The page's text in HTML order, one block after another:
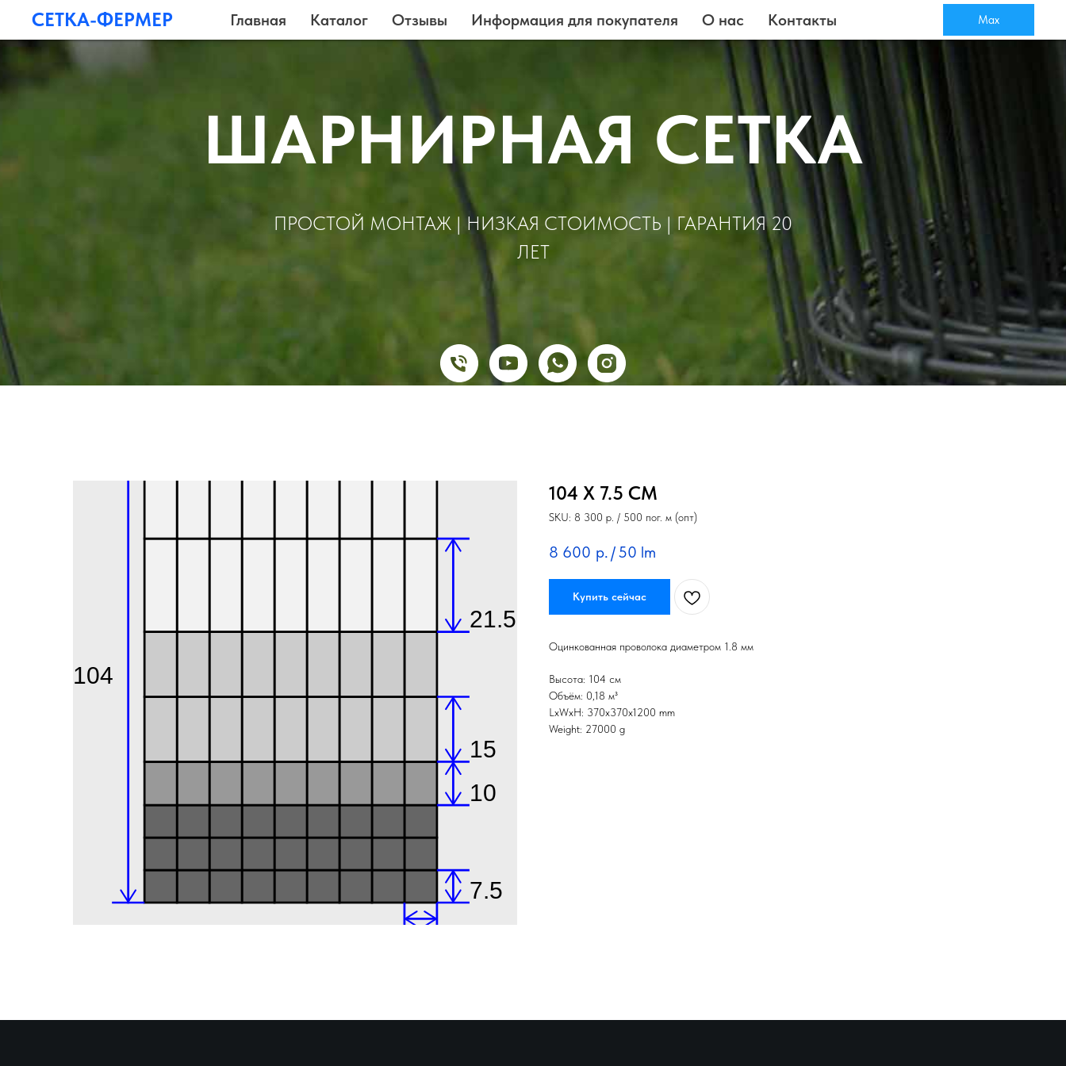
СЕТКА-ФЕРМЕР Главная Каталог Отзывы Информация для покупателя О нас Контакты Max
ШАРНИРНАЯ СЕТКА
ПРОСТОЙ МОНТАЖ | НИЗКАЯ СТОИМОСТЬ | ГАРАНТИЯ 20
ЛЕТ
104 X 7.5 СМ
SKU: 8 300 р. / 500 пог. м (опт)
8 600 р. /50 lm
Купить сейчас
Оцинкованная проволока диаметром 1.8 мм
Высота: 104 см
Объём: 0,18 м³
LxWxH: 370x370x1200 mm
Weight: 27000 g